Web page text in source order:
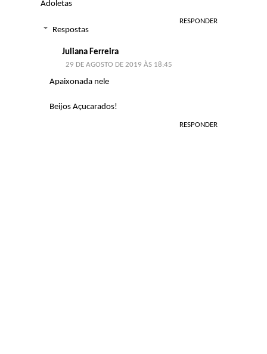
Adoletas
RESPONDER
Respostas
Juliana Ferreira
29 DE AGOSTO DE 2019 ÀS 18:45
Apaixonada nele
Beijos Açucarados!
RESPONDER